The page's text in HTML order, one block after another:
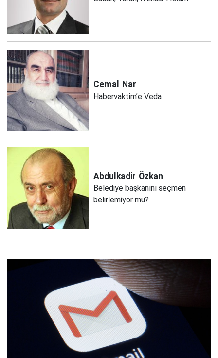
Cemal Nar
Habervaktim’e Veda
Abdulkadir Özkan
Belediye başkanını seçmen
belirlemiyor mu?